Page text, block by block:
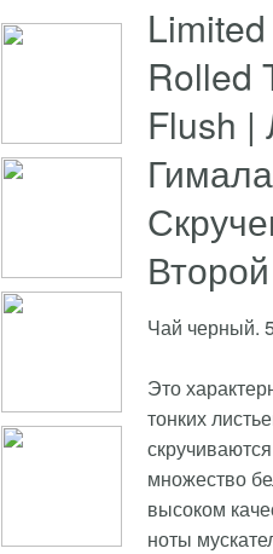
Rolled
Flush
Чай черный.
Это
тонких
множество
высоком
ноты